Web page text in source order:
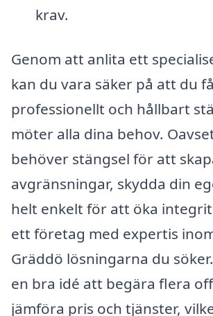
krav.
Genom att anlita ett
kan du vara säker på att du
professionellt och hållbart
möter alla dina behov.
behöver stängsel för att
avgränsningar, skydda din
helt enkelt för att öka
ett företag med expertis
Gräddö lösningarna du
en bra idé att begära flera
jämföra pris och tjänster,